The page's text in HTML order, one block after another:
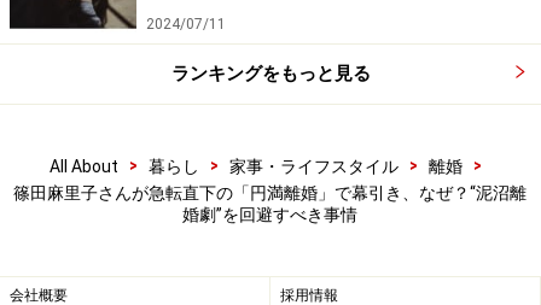
案どおり早く別れたほうがいいのかもしれないな、と」
その後すぐに、A子さんと夫は離婚を見据えて別居生活
するべき問題はありますが、とにかく息子の幸せを最優
先で考えることに決めました」
の長期化や泥沼化を避けて、比較的短期間で離婚を決め
2024/07/11
ランキングをもっと見る
All About > 暮らし > 家事・ライフスタイル > 離婚
>
篠田麻里子さんが急転直下の「円満離婚」で幕引き、なぜ？“泥沼離
婚劇”を回避すべき事情
会社概要 採用情報